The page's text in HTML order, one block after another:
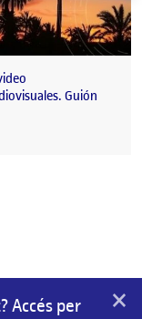
Guión
Accés per
×